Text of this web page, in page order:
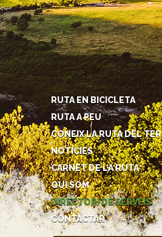
RUTA EN BICICLETA
RUTA A PEU
CONEIX LA RUTA DEL TER
NOTÍCIES
CARNET DE LA RUTA
QUI SOM
DIRECTORI DE SERVEIS
CONTACTAR